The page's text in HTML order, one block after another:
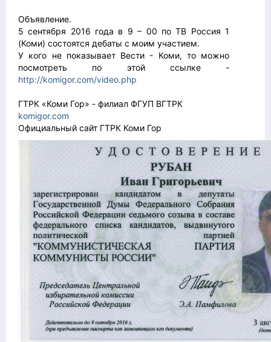
Объявление.
5 сентября 2016 года в 9 – 00 по ТВ Россия 1
(Коми) состоятся дебаты с моим участием.
У кого не показывает Вести - Коми, то можно
посмотреть по этой ссылке -
http://komigor.com/video.php
ГТРК «Коми Гор» - филиал ФГУП ВГТРК
komigor.com
Официальный сайт ГТРК Коми Гор